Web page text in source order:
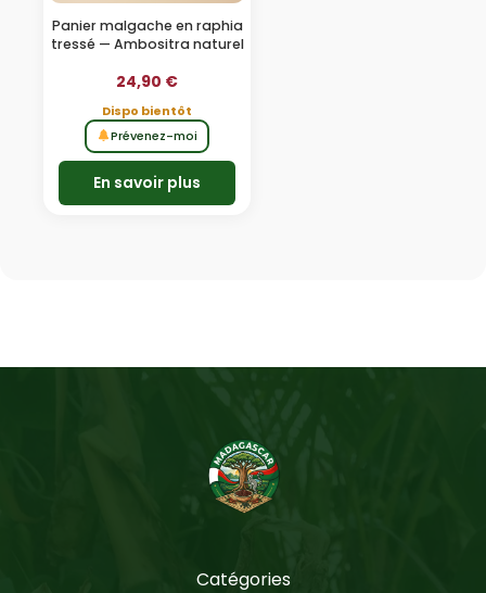
Panier malgache en raphia
tressé — Ambositra naturel
24,90 €
Dispo bientôt
Prévenez-moi
En savoir plus
Catégories